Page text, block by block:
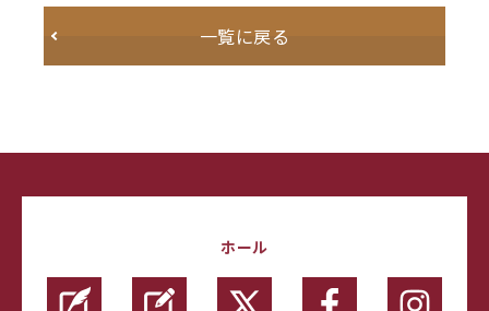
一覧に戻る
ホール